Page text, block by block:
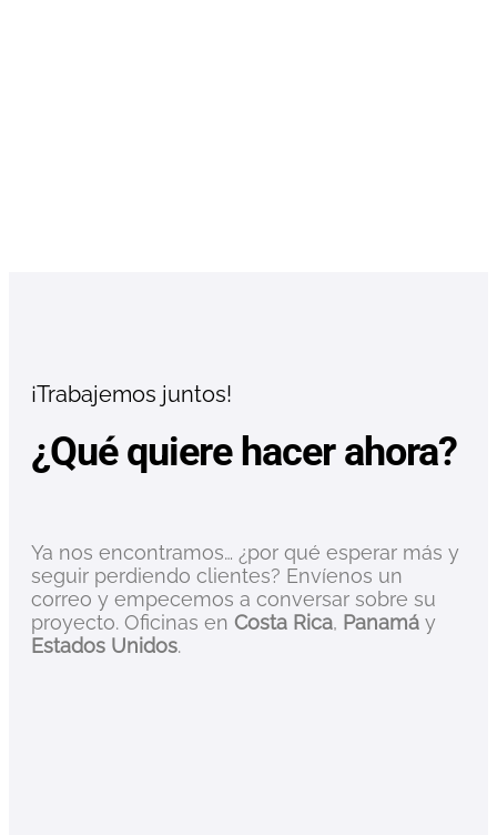
¡Trabajemos juntos!
¿Qué quiere hacer ahora?
Ya nos encontramos… ¿por qué esperar más y
seguir perdiendo clientes? Envíenos un
correo y empecemos a conversar sobre su
proyecto. Oficinas en Costa Rica, Panamá y
Estados Unidos.